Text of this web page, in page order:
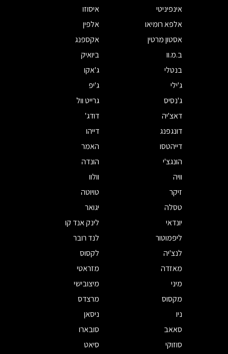
אינפיניטי
איסוזו
אלפא רומיאו
אלפין
אסטון מרטין
אקספנג
ב.מ.וו
ביואיק
בנטלי
ג'אקו
ג'ילי
ג'יפ
ג'נסיס
גרייט וול
דאצ'יה
דודג'
דונגפנג
דייהו
דייהטסו
האמר
הונגצ'י
הונדה
וויה
וולוו
זיקר
טויוטה
טסלה
יגואר
יונדאי
לינק אנד קו
ליפמוטור
לנד רובר
לנצ'יה
לקסוס
מאזדה
מזראטי
מיני
מיצובישי
מקסוס
מרצדס
ניו
ניסאן
סאאב
סובארו
סוזוקי
סיאט